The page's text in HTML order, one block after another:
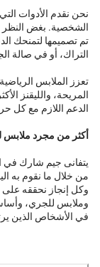
نحن نقدم الأدوات
الشخصية. بغض النظر
تم تصميمها لتمنحك
التراك، أو في صالة
تعزز الملابس
المريحة، والليقنز
الدعم اللازم مع كل
أكثر من مجرد ملابس
يتفانى جيم شارك في
من خلال ما نقوم به
وكل إنجاز نحققه
وملابس للجري،
في الأشخاص الذين